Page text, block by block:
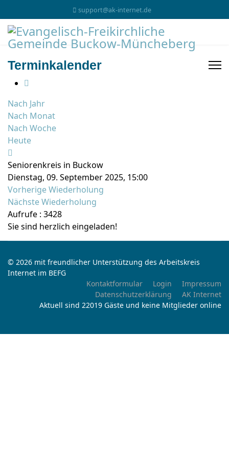
support@ak-internet.de
Terminkalender
Nach Jahr
Nach Monat
Nach Woche
Heute
Seniorenkreis in Buckow
Dienstag, 09. September 2025, 15:00
Vorherige Wiederholung
Nächste Wiederholung
Aufrufe : 3428
Sie sind herzlich eingeladen!
© 2026 mit freundlicher Unterstützung des Arbeitskreis
Internet im BEFG
Kontaktformular
Login
Impressum
Datenschutzerklärung
AK Internet
Aktuell sind 22019 Gäste und keine Mitglieder online